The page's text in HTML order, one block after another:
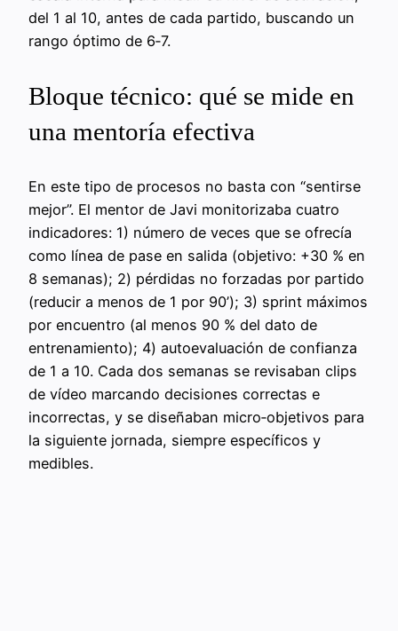
del 1 al 10, antes de cada partido, buscando un
rango óptimo de 6‑7.
Bloque técnico: qué se mide en
una mentoría efectiva
En este tipo de procesos no basta con “sentirse
mejor”. El mentor de Javi monitorizaba cuatro
indicadores: 1) número de veces que se ofrecía
como línea de pase en salida (objetivo: +30 % en
8 semanas); 2) pérdidas no forzadas por partido
(reducir a menos de 1 por 90’); 3) sprint máximos
por encuentro (al menos 90 % del dato de
entrenamiento); 4) autoevaluación de confianza
de 1 a 10. Cada dos semanas se revisaban clips
de vídeo marcando decisiones correctas e
incorrectas, y se diseñaban micro‑objetivos para
la siguiente jornada, siempre específicos y
medibles.